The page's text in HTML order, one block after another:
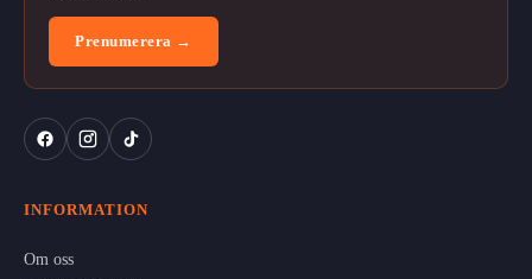
Prenumerera →
INFORMATION
Om oss